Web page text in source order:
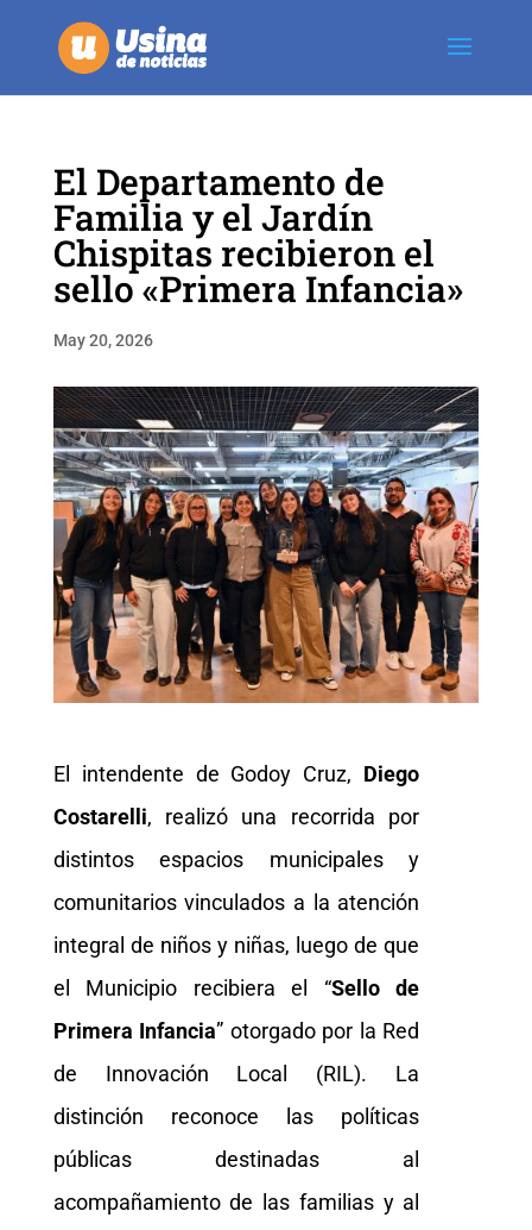
El Departamento de
Familia y el Jardín
Chispitas recibieron el
sello «Primera Infancia»
May 20, 2026
El intendente de Godoy Cruz, Diego
Costarelli, realizó una recorrida por
distintos espacios municipales y
comunitarios vinculados a la atención
integral de niños y niñas, luego de que
el Municipio recibiera el “Sello de
Primera Infancia” otorgado por la Red
de Innovación Local (RIL). La
distinción reconoce las políticas
públicas destinadas al
acompañamiento de las familias y al